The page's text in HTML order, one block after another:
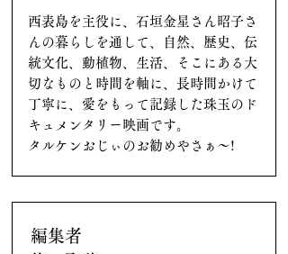
西表島を主役に、石垣金星さん昭子さ
んの暮らしを通して、自然、歴史、伝
統文化、動植物、生活、そこにある大
切なものと時間を軸に、長時間かけて
丁寧に、愛をもって記録した珠玉のド
キュメンタリー映画です。
タルケンおじぃのお勧めやさぁ〜!
編集者